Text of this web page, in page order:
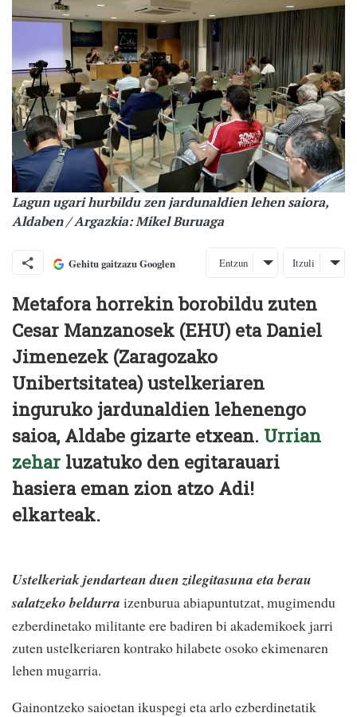
Lagun ugari hurbildu zen jardunaldien lehen saiora,
Aldaben / Argazkia: Mikel Buruaga
Gehitu gaitzazu Googlen Entzun Itzuli
Metafora horrekin borobildu zuten
Cesar Manzanosek (EHU) eta Daniel
Jimenezek (Zaragozako
Unibertsitatea) ustelkeriaren
inguruko jardunaldien lehenengo
saioa, Aldabe gizarte etxean. Urrian
zehar luzatuko den egitarauari
hasiera eman zion atzo Adi!
elkarteak.
Ustelkeriak jendartean duen zilegitasuna eta berau
salatzeko beldurra izenburua abiapuntutzat, mugimendu
ezberdinetako militante ere badiren bi akademikoek jarri
zuten ustelkeriaren kontrako hilabete osoko ekimenaren
lehen mugarria.
Gainontzeko saioetan ikuspegi eta arlo ezberdinetatik